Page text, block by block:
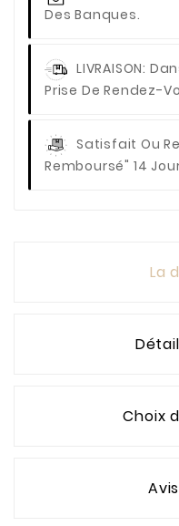
Des Banques.
LIVRAISON:
Prise De Rendez-
Satisfait Ou
Remboursé" 14
La
Choix